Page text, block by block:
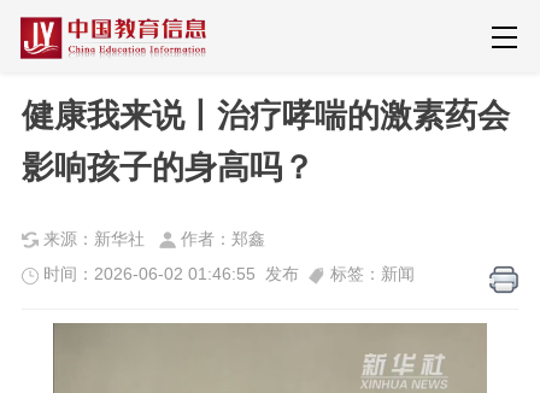
健康我来说丨治疗哮喘的激素药会
影响孩子的身高吗？
来源：新华社
作者：郑鑫
时间：2026-06-02 01:46:55 发布
标签：新闻